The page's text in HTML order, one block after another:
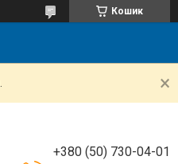
Кошик
+380 (50) 730-04-01